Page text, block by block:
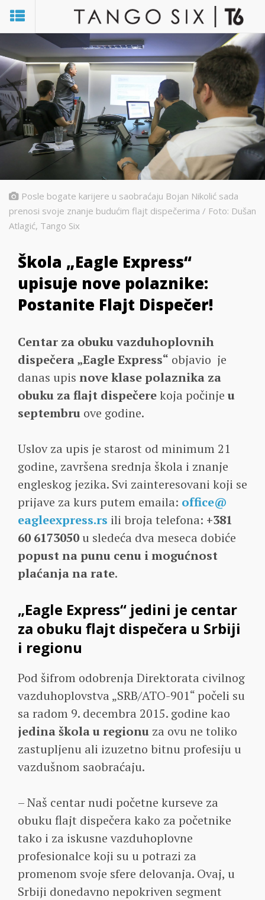
Posle bogate karijere u saobraćaju Bojan Nikolić sada
prenosi svoje znanje budućim flajt dispečerima / Foto: Dušan
Atlagić, Tango Six
Škola „Eagle Express“
upisuje nove polaznike:
Postanite Flajt Dispečer!
Centar za obuku vazduhoplovnih
dispečera „Eagle Express“ objavio je
danas upis nove klase polaznika za
obuku za flajt dispečerekoja počinje u
septembru ove godine.
Uslov za upis je starost od minimum 21
godine, završena srednja škola i znanje
engleskog jezika. Svi zainteresovani koji se
prijave za kurs putem emaila: office@
eagleexpress.rs ili broja telefona: +381
60 6173050 u sledeća dva meseca dobiće
popust na punu cenu i mogućnost
plaćanja na rate.
„Eagle Express“ jedini je centar
za obuku flajt dispečera u Srbiji
i regionu
Pod šifrom odobrenja Direktorata civilnog
vazduhoplovstva „SRB/ATO-901“ počeli su
sa radom 9. decembra 2015. godine kao
jedina škola u regionu za ovu ne toliko
zastupljenu ali izuzetno bitnu profesiju u
vazdušnom saobraćaju.
– Naš centar nudi početne kurseve za
obuku flajt dispečera kako za početnike
tako i za iskusne vazduhoplovne
profesionalce koji su u potrazi za
promenom svoje sfere delovanja. Ovaj, u
Srbiji donedavno nepokriven segment